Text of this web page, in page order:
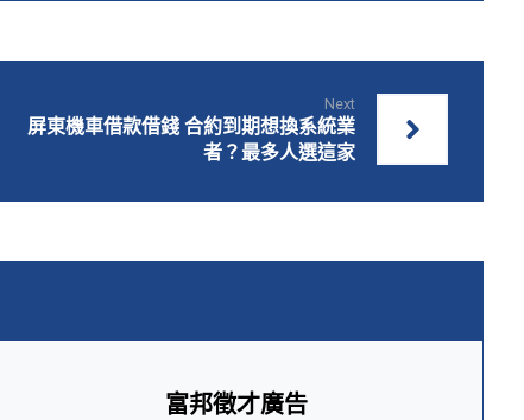
Next
屏東機車借款借錢 合約到期想換系統業
者？最多人選這家
富邦徵才廣告